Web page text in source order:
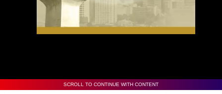
SCROLL TO CONTINUE WITH CONTENT